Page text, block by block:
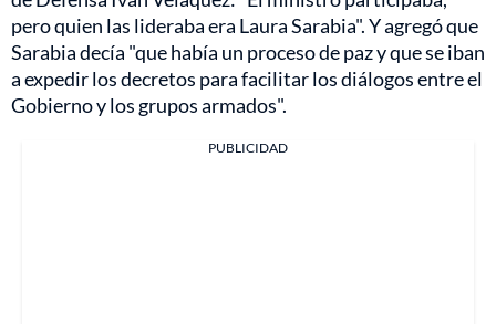
pero quien las lideraba era Laura Sarabia". Y agregó que
Sarabia decía "que había un proceso de paz y que se iban
a expedir los decretos para facilitar los diálogos entre el
Gobierno y los grupos armados".
PUBLICIDAD